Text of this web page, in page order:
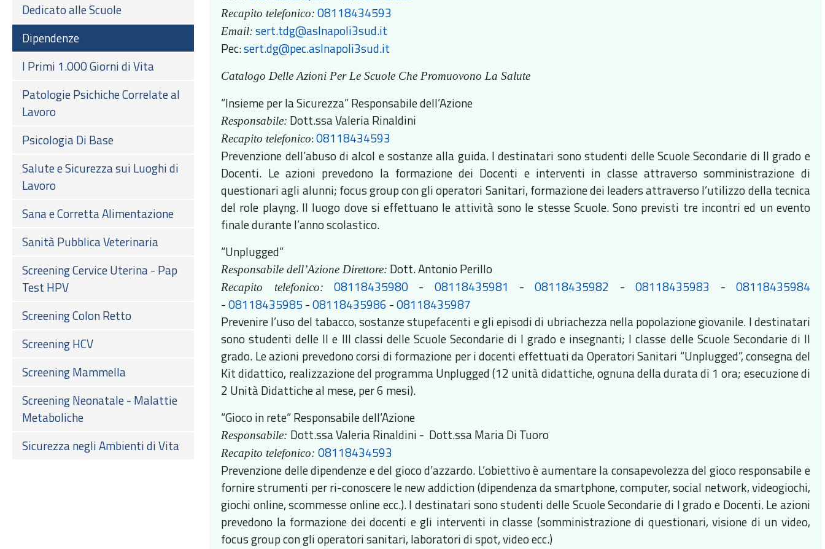
Dedicato alle Scuole
Dipendenze
I Primi 1.000 Giorni di Vita
Patologie Psichiche Correlate al
Lavoro
Psicologia Di Base
Salute e Sicurezza sui Luoghi di
Lavoro
Sana e Corretta Alimentazione
Sanità Pubblica Veterinaria
Screening Cervice Uterina - Pap
Test HPV
Screening Colon Retto
Screening HCV
Screening Mammella
Screening Neonatale - Malattie
Metaboliche
Sicurezza negli Ambienti di Vita
Recapito telefonico: 08118434593
Email: sert.tdg@aslnapoli3sud.it
Pec:sert.dg@pec.aslnapoli3sud.it
Catalogo Delle Azioni Per Le Scuole Che Promuovono La Salute
“Insieme per la Sicurezza” Responsabile dell’Azione
Responsabile: Dott.ssa Valeria Rinaldini
Recapito telefonico:08118434593
Prevenzione dell’abuso di alcol e sostanze alla guida. I destinatari sono studenti delle Scuole Secondarie di II grado e
Docenti. Le azioni prevedono la formazione dei Docenti e interventi in classe attraverso somministrazione di
questionari agli alunni; focus group con gli operatori Sanitari, formazione dei leaders attraverso l’utilizzo della tecnica
del role playng. Il luogo dove si effettuano le attività sono le stesse Scuole. Sono previsti tre incontri ed un evento
finale durante l’anno scolastico.
“Unplugged”
Responsabile dell’Azione Direttore: Dott. Antonio Perillo
Recapito telefonico: 08118435980- 08118435981 -08118435982 -08118435983 - 08118435984
-08118435985-08118435986 -08118435987
Prevenire l’uso del tabacco, sostanze stupefacenti e gli episodi di ubriachezza nella popolazione giovanile. I destinatari
sono studenti delle II e III classi delle Scuole Secondarie di I grado e insegnanti; I classe delle Scuole Secondarie di II
grado. Le azioni prevedono corsi di formazione per i docenti effettuati da Operatori Sanitari “Unplugged”, consegna del
Kit didattico, realizzazione del programma Unplugged (12 unità didattiche, ognuna della durata di 1 ora; esecuzione di
2 Unità Didattiche al mese, per 6 mesi).
“Gioco in rete” Responsabile dell’Azione
Responsabile: Dott.ssa Valeria Rinaldini - Dott.ssa Maria Di Tuoro
Recapito telefonico:08118434593
Prevenzione delle dipendenze e del gioco d’azzardo. L’obiettivo è aumentare la consapevolezza del gioco responsabile e
fornire strumenti per ri-conoscere le new addiction (dipendenza da smartphone, computer, social network, videogiochi,
giochi online, scommesse online ecc.). I destinatari sono studenti delle Scuole Secondarie di I grado e Docenti. Le azioni
prevedono la formazione dei docenti e gli interventi in classe (somministrazione di questionari, visione di un video,
focus group con gli operatori sanitari, laboratori di spot, video ecc.)